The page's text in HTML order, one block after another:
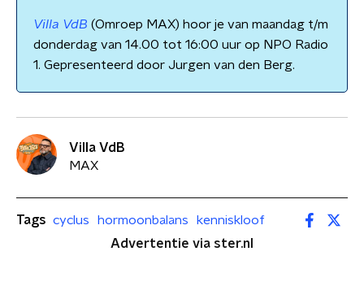
Villa VdB (Omroep MAX) hoor je van maandag t/m
donderdag van 14.00 tot 16:00 uur op NPO Radio
1. Gepresenteerd door Jurgen van den Berg.
Villa VdB
MAX
Tags cyclus hormoonbalans
kenniskloof
Advertentie via ster.nl